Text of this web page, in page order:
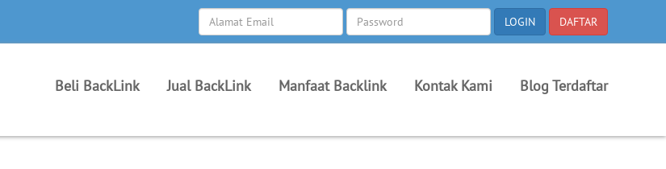
Beli BackLink Jual BackLink Manfaat Backlink Kontak Kami Blog Terdaftar